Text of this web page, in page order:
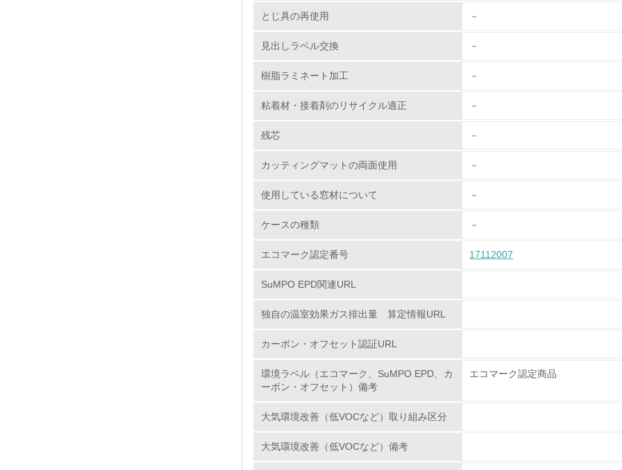
7.
第三者認証を取得している
2.環境への取り組み
11. <L1> 環境配慮型製品・サービスの製造・販売を積極的に行って
12. <L2> 環境配慮型製品・サービスの製造・販売状況を把握し、具
グリーン購入
13. <L1> グリーン購入の取り組み方針を有し、グリーン購入を行っ
14. <L2> 購入している製品・サービスの量と種類を把握し、具体的
とじ具の再使用 －
見出しラベル交換 －
樹脂ラミネート加工 －
粘着材・接着剤のリサイクル適正 －
残芯 －
カッティングマットの両面使用 －
使用している窓材について －
ケースの種類 －
エコマーク認定番号 17112007
SuMPO EPD関連URL
独自の温室効果ガス排出量 算定情報URL
カーボン・オフセット認証URL
環境ラベル（エコマーク、SuMPO EPD、カ
ーボン・オフセット）備考
エコマーク認定商品
大気環境改善（低VOCなど）取り組み区分
大気環境改善（低VOCなど）備考